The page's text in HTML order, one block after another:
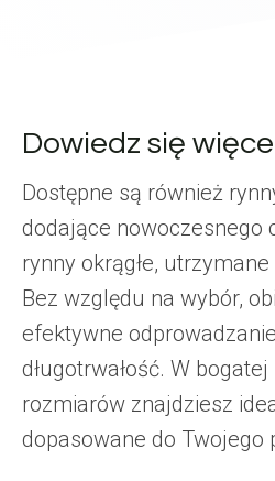
Dowiedz się
Dostępne są również
dodające nowoczesnego
rynny okrągłe,
Bez względu na wybór,
efektywne
długotrwałość. W
rozmiarów znajdziesz
dopasowane do Twojego